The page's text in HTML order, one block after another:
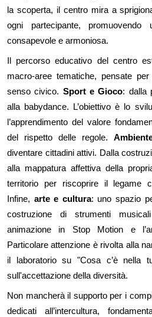
la scoperta, il centro mira a
ogni partecipante,
consapevole e armoniosa.
Il percorso educativo del centro
macro-aree tematiche, pensate
senso civico. SporteGioco: dalla
alla babydance. L’obiettivo è lo
l’apprendimento del valore
del rispetto delle regole.
diventare cittadini attivi. Dalla
alla mappatura affettiva della
territorio per riscoprire il legame
Infine, artee cultura: uno spazio
costruzione di strumenti
animazione in Stop Motion e
Particolare attenzione è rivolta alla
il laboratorio su "Cosa c’è nella
sull'accettazione della diversità.
Non mancherà il supporto per i
dedicati all’intercultura,